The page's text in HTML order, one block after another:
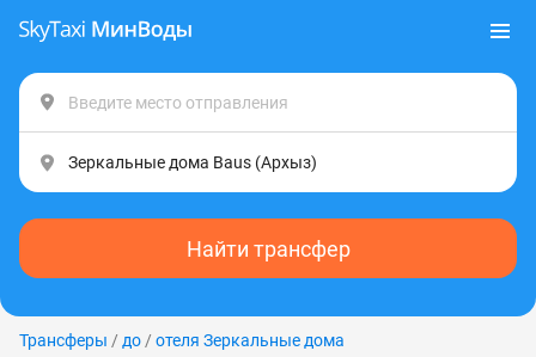
Найти трансфер
Трансферы / до / отеля Зеркальные дома